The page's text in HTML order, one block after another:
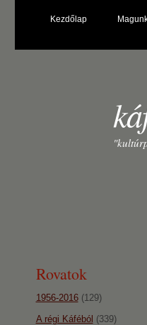
Kezdőlap
Rovatok
1956-2016(129)
A régi Káféból (339)